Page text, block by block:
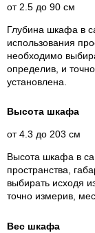
от 2.5 до 90 см
Глубина шкафа в
использования
необходимо
определив, и
установлена.
Высота шкафа
от 4.3 до 203 см
Высота шкафа в
пространства,
выбирать исходя
точно измерив,
Вес шкафа